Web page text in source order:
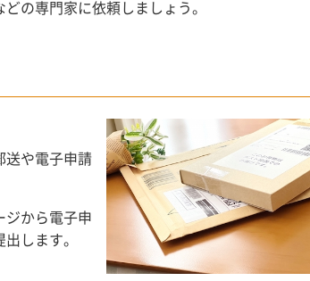
の専門家に依頼しましょう。
送や電子申請
ジから電子申
します。